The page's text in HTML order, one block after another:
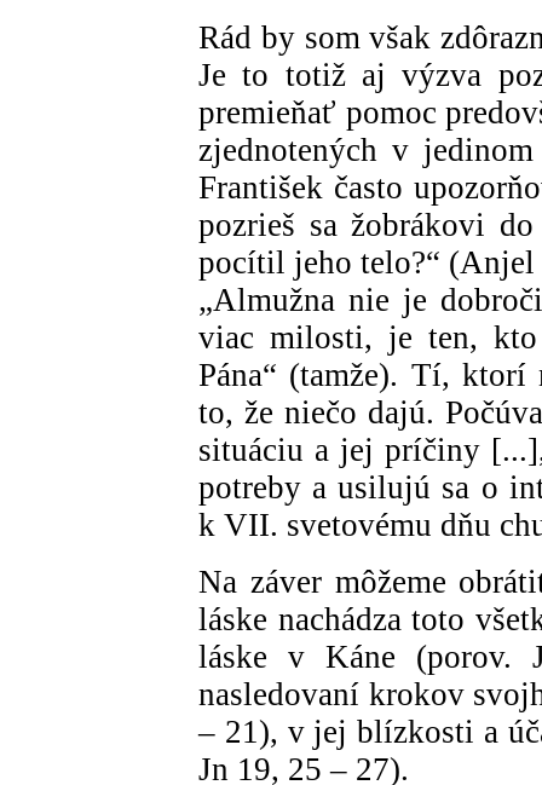
Rád by som však
Je to totiž aj výzva
premieňať pomoc
zjednotených v
František často
pozrieš sa žobrákovi
pocítil jeho telo?“ (Anjel
„Almužna nie je
viac milosti, je ten, kto
Pána“ (tamže). Tí, ktorí
to, že niečo dajú.
situáciu a jej príčiny
potreby a usilujú sa o
k VII. svetovému dňu
Na záver môžeme
láske nachádza toto
láske v Káne
nasledovaní krokov
– 21), v jej blízkosti a
Jn 19, 25 – 27).